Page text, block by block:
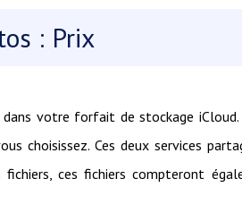
: Prix
votre forfait de stockage iCloud.
choisissez. Ces deux services
ces fichiers compteront